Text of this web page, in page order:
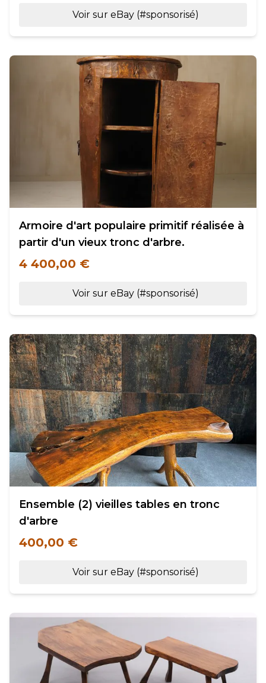
Voir sur eBay (#sponsorisé)
Armoire d'art populaire primitif réalisée à
partir d'un vieux tronc d'arbre.
4 400,00 €
Voir sur eBay (#sponsorisé)
Ensemble (2) vieilles tables en tronc
d'arbre
400,00 €
Voir sur eBay (#sponsorisé)